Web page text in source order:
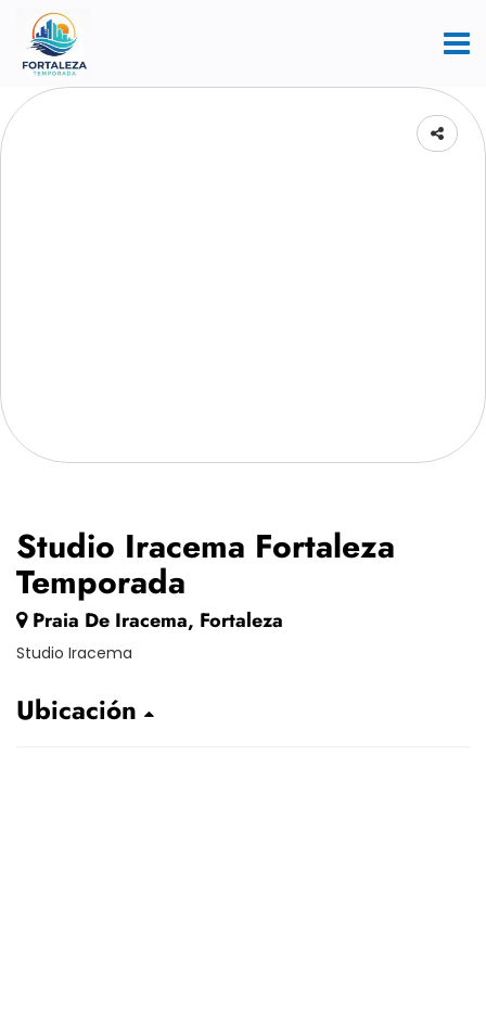
Studio Iracema Fortaleza
Temporada
Praia De Iracema, Fortaleza
Studio Iracema
Ubicación